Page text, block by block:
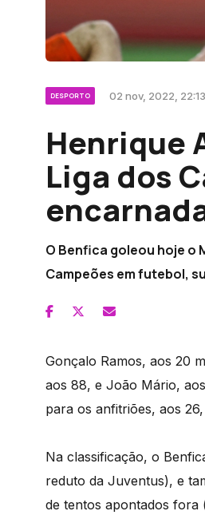
DESPORTO 02 nov, 2022, 22:13
Henrique
Liga dos
O Benfica goleou hoje o
Campeões em futebol,
Gonçalo Ramos, aos 20
aos 88, e João Mário,
para os anfitriões, aos
Na classificação, o
reduto da Juventus), e
de tentos apontados fora